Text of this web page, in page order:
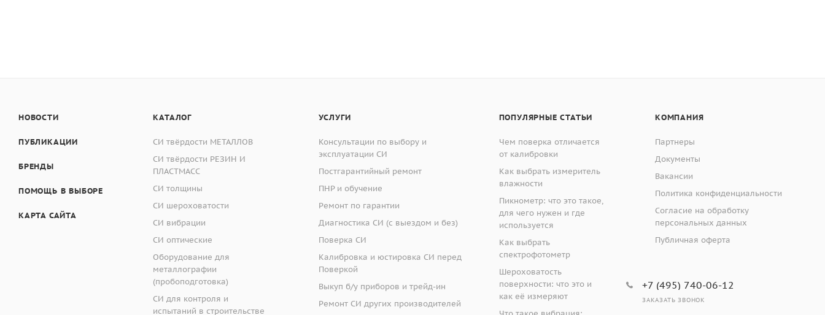
НОВОСТИ
ПУБЛИКАЦИИ
БРЕНДЫ
ПОМОЩЬ В ВЫБОРЕ
КАРТА САЙТА
КАТАЛОГ
СИ твёрдости МЕТАЛЛОВ
СИ твёрдости РЕЗИН И
ПЛАСТМАСС
СИ толщины
СИ шероховатости
СИ вибрации
СИ оптические
Оборудование для
металлографии
(пробоподготовка)
СИ для контроля и
испытаний в строительстве
УСЛУГИ
Консультации по выбору и
эксплуатации СИ
Постгарантийный ремонт
ПНР и обучение
Ремонт по гарантии
Диагностика СИ (с выездом и без)
Поверка СИ
Калибровка и юстировка СИ перед
Поверкой
Выкуп б/у приборов и трейд-ин
Ремонт СИ других производителей
ПОПУЛЯРНЫЕ СТАТЬИ
Чем поверка отличается
от калибровки
Как выбрать измеритель
влажности
Пикнометр: что это такое,
для чего нужен и где
используется
Как выбрать
спектрофотометр
Шероховатость
поверхности: что это и
как её измеряют
КОМПАНИЯ
Партнеры
Документы
Вакансии
Политика конфиденциальности
Согласие на обработку
персональных данных
Публичная оферта
+7 (495) 740-06-12
ЗАКАЗАТЬ ЗВОНОК